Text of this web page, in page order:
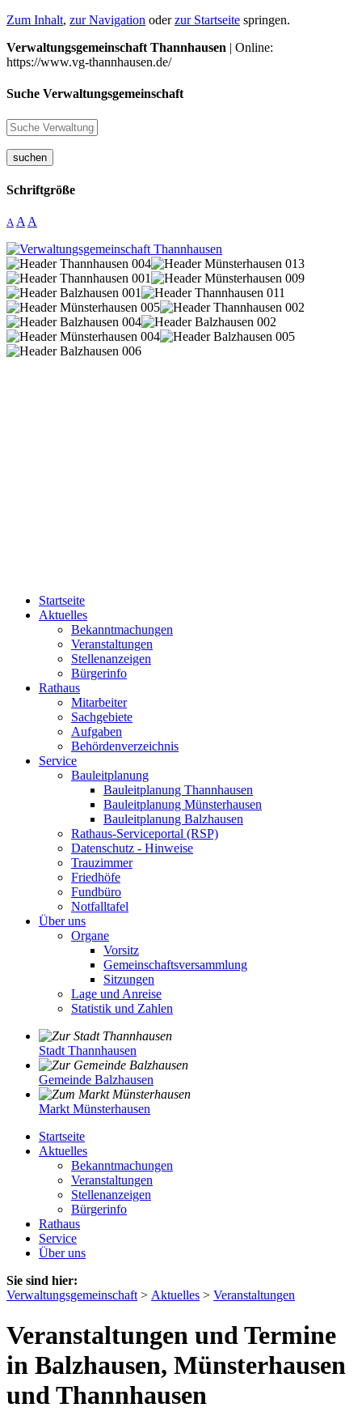
Zum Inhalt, zur Navigation oderzur Startseite springen.
Verwaltungsgemeinschaft Thannhausen | Online:
https://www.vg-thannhausen.de/
Suche Verwaltungsgemeinschaft
suchen
Schriftgröße
A A A
Startseite
Aktuelles
Bekanntmachungen
Veranstaltungen
Stellenanzeigen
Bürgerinfo
Rathaus
Mitarbeiter
Sachgebiete
Aufgaben
Behördenverzeichnis
Service
Bauleitplanung
Bauleitplanung Thannhausen
Bauleitplanung Münsterhausen
Bauleitplanung Balzhausen
Rathaus-Serviceportal (RSP)
Datenschutz - Hinweise
Trauzimmer
Friedhöfe
Fundbüro
Notfalltafel
Über uns
Organe
Vorsitz
Gemeinschaftsversammlung
Sitzungen
Lage und Anreise
Statistik und Zahlen
Stadt Thannhausen
Gemeinde Balzhausen
Markt Münsterhausen
Startseite
Aktuelles
Bekanntmachungen
Veranstaltungen
Stellenanzeigen
Bürgerinfo
Rathaus
Service
Über uns
Sie sind hier:
Verwaltungsgemeinschaft > Aktuelles > Veranstaltungen
Veranstaltungen und Termine
in Balzhausen, Münsterhausen
und Thannhausen